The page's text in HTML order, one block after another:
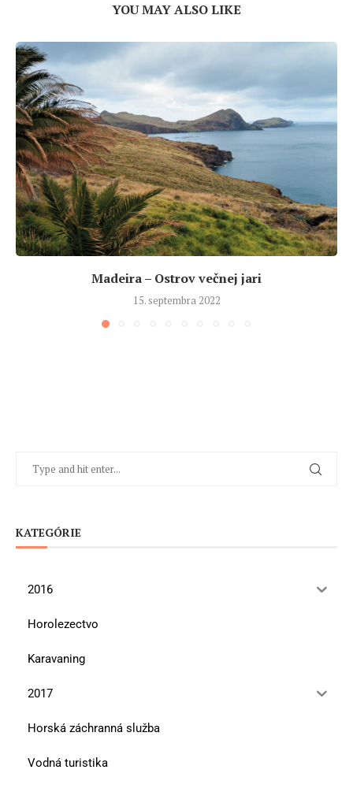
YOU MAY ALSO LIKE
Madeira – Ostrov večnej jari
15. septembra 2022
KATEGÓRIE
2016
Horolezectvo
Karavaning
2017
Horská záchranná služba
Vodná turistika